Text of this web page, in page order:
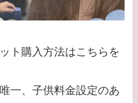
ト購入方法はこちらを
一、子供料金設定のあ